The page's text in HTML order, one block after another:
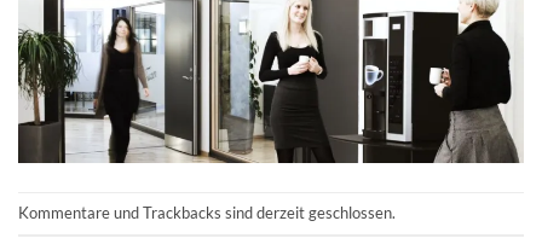
Kommentare und Trackbacks sind derzeit geschlossen.